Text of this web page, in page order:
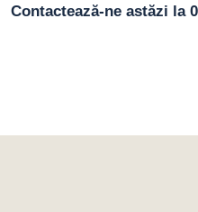
Contactează-ne astăzi la